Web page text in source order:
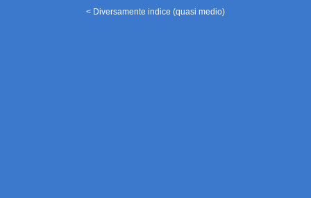
< Diversamente indice (quasi medio)